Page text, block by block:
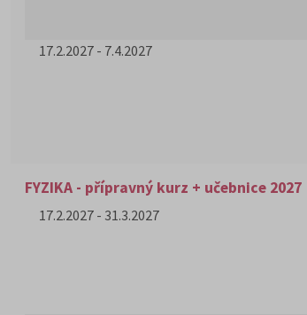
17.2.2027 - 7.4.2027
FYZIKA - přípravný kurz + učebnice 2027
17.2.2027 - 31.3.2027